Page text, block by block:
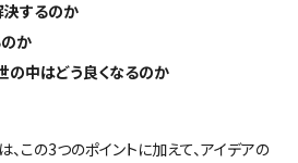
するのか
か
の中はどう良くなるのか
この3つのポイントに加えて、アイデアの